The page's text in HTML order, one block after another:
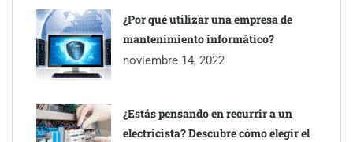
Toro Tapas inaugura su Raw Bar: una experiencia desde
¿Por qué utilizar una empresa de
mantenimiento informático?
noviembre 14, 2022
¿Estás pensando en recurrir a un
electricista? Descubre cómo elegir el